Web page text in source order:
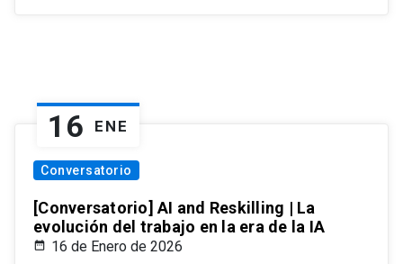
16 ENE
Conversatorio
[Conversatorio] AI and Reskilling | La
evolución del trabajo en la era de la IA
16 de Enero de 2026